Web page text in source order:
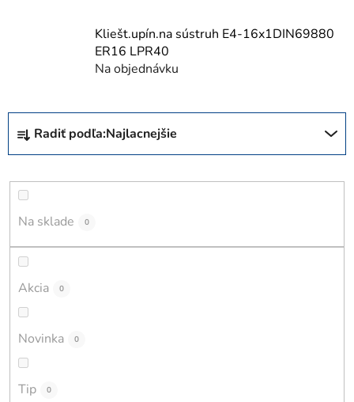
Kliešt.upín.na sústruh E4-16x1DIN69880
ER16 LPR40
Na objednávku
R
d
e
e
Radiť podľa:Najlacnejšie
Na sklade 0
Akcia 0
Novinka 0
Tip 0